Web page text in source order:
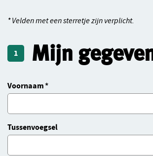
* Velden met een sterretje zijn verplicht.
1 Mijn
Voornaam
Tussenvoegsel